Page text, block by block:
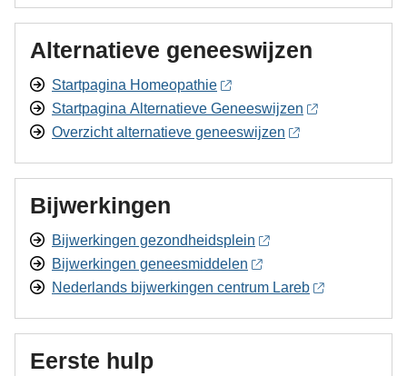
Alternatieve geneeswijzen
Startpagina Homeopathie
Startpagina Alternatieve Geneeswijzen
Overzicht alternatieve geneeswijzen
Bijwerkingen
Bijwerkingen gezondheidsplein
Bijwerkingen geneesmiddelen
Nederlands bijwerkingen centrum Lareb
Eerste hulp